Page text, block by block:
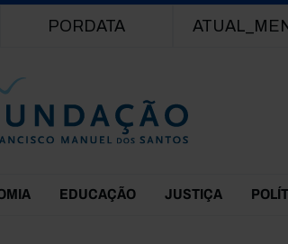
PORDATA
EDUCAÇÃO JUSTIÇA